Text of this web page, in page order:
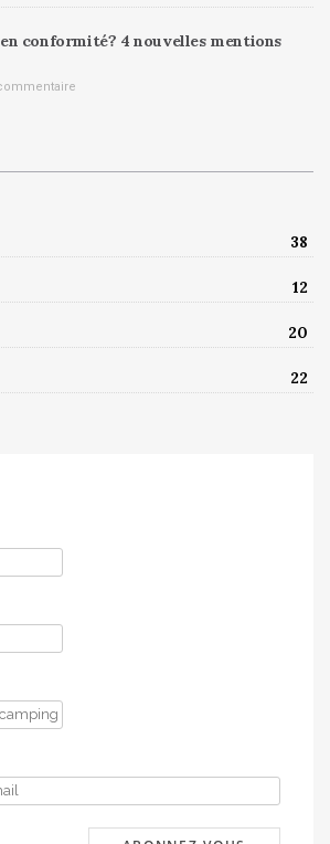
conformité? 4 nouvelles mentions
38
12
20
22